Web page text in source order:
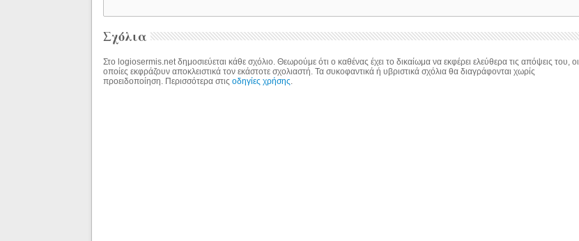
Σχόλια
Στο logiosermis.net δημοσιεύεται κάθε σχόλιο. Θεωρούμε ότι ο καθένας έχει το δικαίωμα να εκφέρει ελεύθερα τις απόψεις του, οι
οποίες εκφράζουν αποκλειστικά τον εκάστοτε σχολιαστή. Τα συκοφαντικά ή υβριστικά σχόλια θα διαγράφονται χωρίς
προειδοποίηση. Περισσότερα στιςοδηγίες χρήσης